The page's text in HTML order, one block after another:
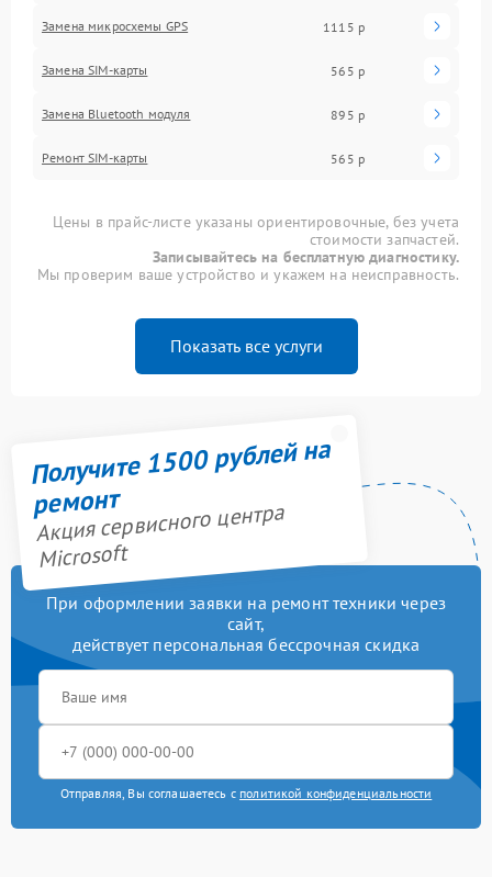
Замена микросхемы GPS 1115 р
Замена SIM-карты 565 р
Замена Bluetooth модуля 895 р
Ремонт SIM-карты 565 р
Цены в прайс-листе указаны ориентировочные, без учета
стоимости запчастей.
Записывайтесь на бесплатную диагностику.
Мы проверим ваше устройство и укажем на неисправность.
Показать все услуги
Получите 1500 рублей на
ремонт
Акция сервисного центра
Microsoft
При оформлении заявки на ремонт техники через
сайт,
действует персональная бессрочная скидка
Отправляя, Вы соглашаетесь с политикой конфиденциальности